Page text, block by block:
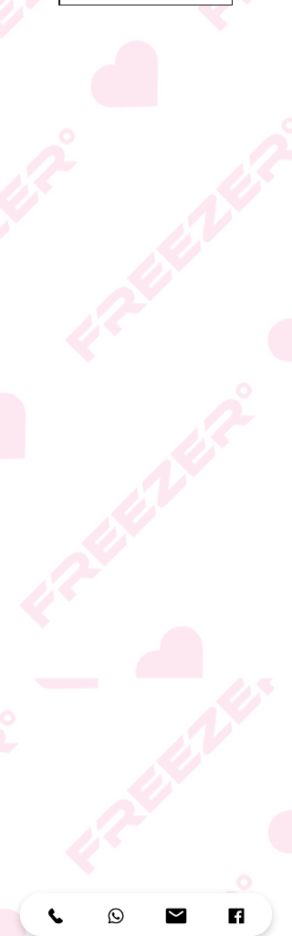
הכשרות על פי החלטת
היצרן או גוף הכשרות;
המידע המעודכן מופיע על
* טעות סופר בתיאור המוצר
* ט.ל.ח.